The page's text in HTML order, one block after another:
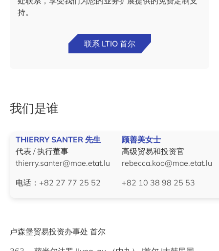
持。
联系 LTIO 首尔
我们是谁
THIERRY SANTER 先生
代表 / 执行董事
thierry.santer@mae.etat.lu
电话：+82 27 77 25 52
顾善美女士
高级贸易和投资官
rebecca.koo@mae.etat.lu
+82 10 38 98 25 53
卢森堡贸易投资办事处 首尔